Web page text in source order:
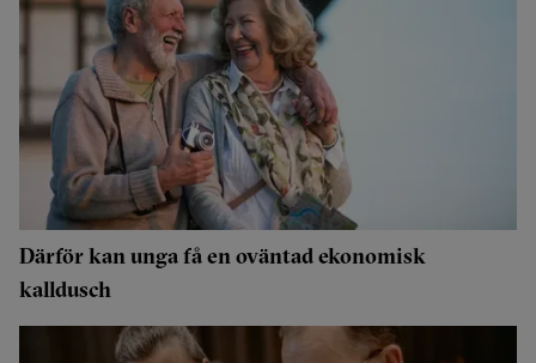
Därför kan unga få en oväntad ekonomisk
kalldusch